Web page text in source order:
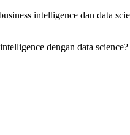
intelligence dan data
dengan data